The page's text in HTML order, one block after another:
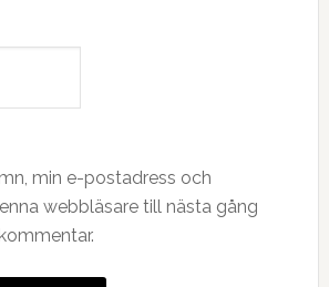
min e-postadress och
webbläsare till nästa gång